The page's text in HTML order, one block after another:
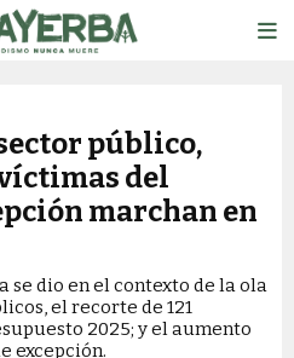
público,
del
marchan en
se dio en el contexto de la ola
el recorte de 121
2025; y el aumento
excepción.